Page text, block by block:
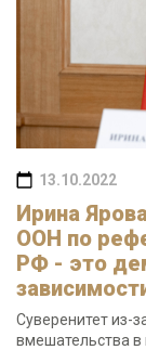
13.10.2022
Ирина
ООН по
РФ - это
Суверенитет из-
вмешательства в